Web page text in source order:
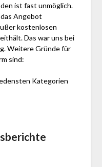
ist fast unmöglich.
Angebot
kostenlosen
Das war uns bei
Weitere Gründe für
sind:
Kategorien